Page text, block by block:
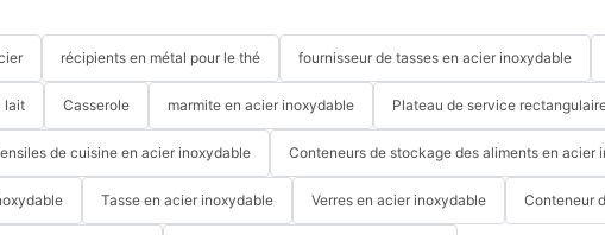
récipients en métal pour le thé fournisseur de tasses en acier inoxydable
lait Casserole marmite en acier inoxydable Plateau de service
de cuisine en acier inoxydable Conteneurs de stockage des aliments en acier
Tasse en acier inoxydable Verres en acier inoxydable Conteneur